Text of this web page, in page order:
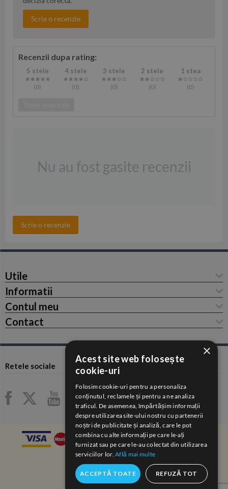
Scrie o recenzie
Recenzii dupa rating:
5 stele
(0)
4 stele
(0)
3 stele
(0)
2 stele
(0)
1 stea
(0)
Nu au fost gasite recenzii
Scrie o recenzie
Utile
Informatii
Contul meu
Contact
Retele sociale
×
Acest site web folosește
cookie-uri
Folosim cookie-uri pentru a personaliza
conținutul, reclamele și pentru a ne analiza
traficul. De asemenea, împărtășim informații
despre utilizarea site-ului nostru cu partenerii
noștri de publicitate și analiză, care le pot
combina cu alte informații pe care le-ați
furnizat sau pe care le-au colectat din utilizarea
serviciilor lor.Află mai multe
ACCEPTĂ TOATE REFUZĂ TOT